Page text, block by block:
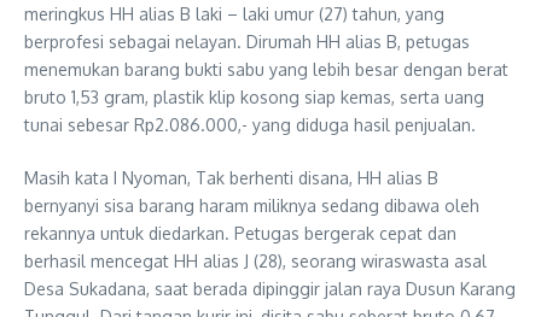
meringkus HH alias B laki – laki umur (27) tahun, yang
berprofesi sebagai nelayan. Dirumah HH alias B, petugas
menemukan barang bukti sabu yang lebih besar dengan berat
bruto 1,53 gram, plastik klip kosong siap kemas, serta uang
tunai sebesar Rp2.086.000,- yang diduga hasil penjualan.
Masih kata I Nyoman, Tak berhenti disana, HH alias B
bernyanyi sisa barang haram miliknya sedang dibawa oleh
rekannya untuk diedarkan. Petugas bergerak cepat dan
berhasil mencegat HH alias J (28), seorang wiraswasta asal
Desa Sukadana, saat berada dipinggir jalan raya Dusun Karang